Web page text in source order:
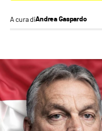
A cura diAndrea Gaspardo